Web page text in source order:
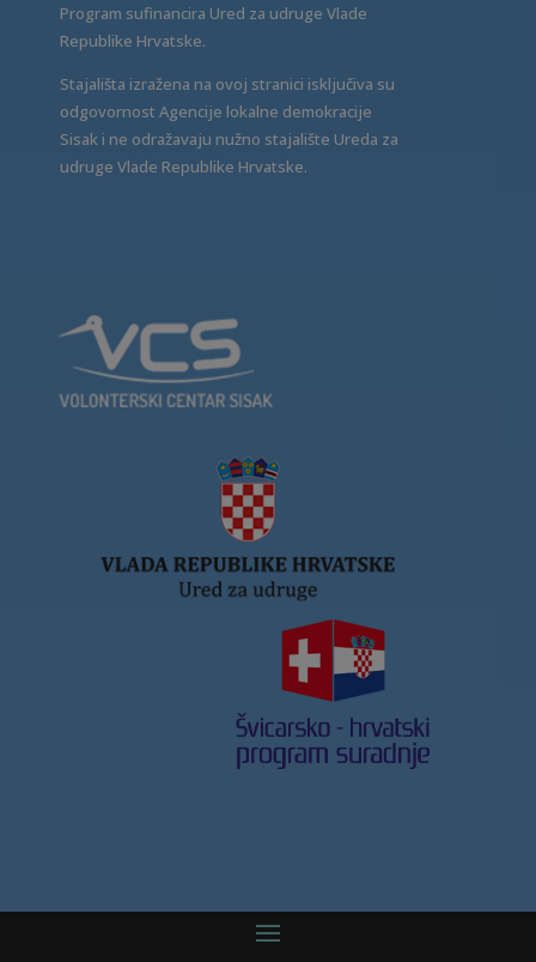
Program sufinancira Ured za udruge Vlade
Republike Hrvatske.
Stajališta izražena na ovoj stranici isključiva su
odgovornost Agencije lokalne demokracije
Sisak i ne odražavaju nužno stajalište Ureda za
udruge Vlade Republike Hrvatske.